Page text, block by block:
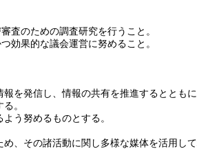
査のための調査研究を行うこと。
効果的な議会運営に努めること。
を発信し、情報の共有を推進するととも
。
う努めるものとする。
、その諸活動に関し多様な媒体を活用し